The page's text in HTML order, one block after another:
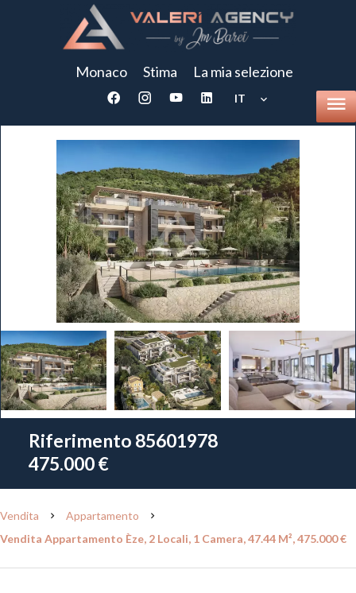
Monaco Stima La mia selezione
IT
Riferimento 85601978
475.000 €
Vendita
Appartamento
Vendita Appartamento Èze, 2 Locali, 1 Camera, 47.44 M², 475.000 €